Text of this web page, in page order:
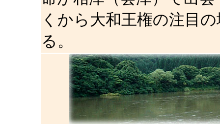
くから大和王権の注目
る。